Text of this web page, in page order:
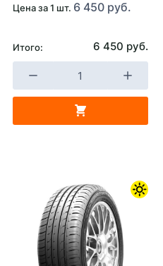
Цена за 1 шт. 6 450 руб.
Итого: 6 450 руб.